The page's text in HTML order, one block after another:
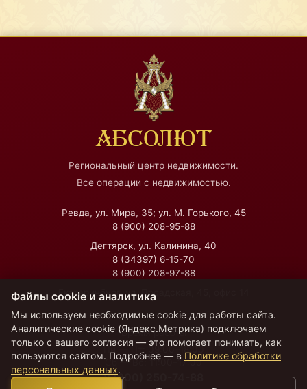
АБСОЛЮТ
Региональный центр недвижимости.
Все операции с недвижимостью.
Ревда, ул. Мира, 35; ул. М. Горького, 45
8 (900) 208-95-88
Дегтярск, ул. Калинина, 40
8 (34397) 6-15-70
8 (900) 208-97-88
Екатеринбург, ул. Посадская, 45, офис 14
Время работы
Пн — Пт:
09:00–18:00
Сб — Вс:11:00–17:00
8 (800) 250-74-88
Файлы cookie и аналитика
Мы используем необходимые cookie для работы сайта.
Аналитические cookie (Яндекс.Метрика) подключаем
только с вашего согласия — это помогает понимать, как
пользуются сайтом. Подробнее — в Политике обработки
персональных данных.